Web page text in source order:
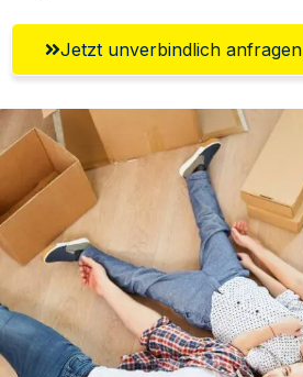
Jetzt unverbindlich anfragen